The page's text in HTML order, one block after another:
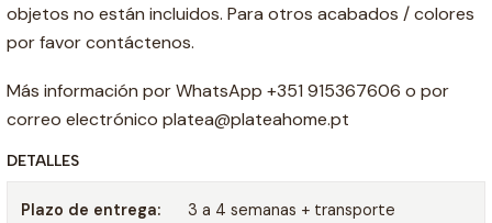
objetos no están incluidos. Para otros acabados / colores
por favor contáctenos.
Más información por WhatsApp +351 915367606 o por
correo electrónico platea@plateahome.pt
DETALLES
Plazo de entrega: 3 a 4 semanas + transporte